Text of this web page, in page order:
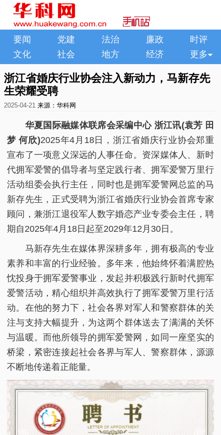
要闻 党建 法治 廉政
时评
文化
社会 地方 经济 更多
浙江省婚庆行业协会注入新动力，马新存先
生荣耀受聘
2025-04-21 来源：华科网
华夏国际融媒体联席会采编中心 浙江讯(袁芳 田
梦 何欣)2025年4月18日，浙江省婚庆行业协会郑重
宣布了一项意义深远的人事任命。资深媒体人、新时
代拥军爱警的倡导者与坚定践行者、拥军爱警万里行
活动组委会执行主任，同时也是拥军爱警网总监的马
新存先生，正式受聘为浙江省婚庆行业协会首席专家
顾问，兼浙江退役军人数字婚恋产业专委会主任，聘
期自2025年4月18日起至2029年12月30日。
马新存先生在媒体界深耕多年，拥有极高的专业
素养和丰富的行业经验。多年来，他始终怀着满腔热
忱投身于拥军爱警事业，发起并积极践行新时代拥军
爱警活动，精心组织并高效执行了拥军爱警万里行活
动。在他的努力下，社会各界对军人和警察群体的关
注与支持大幅提升，为这两个群体送去了满满的关怀
与温暖。而他所领导的拥军爱警网，如同一座坚实的
桥梁，紧密连接起社会各界与军人、警察群体，源源
不断地传递着正能量。